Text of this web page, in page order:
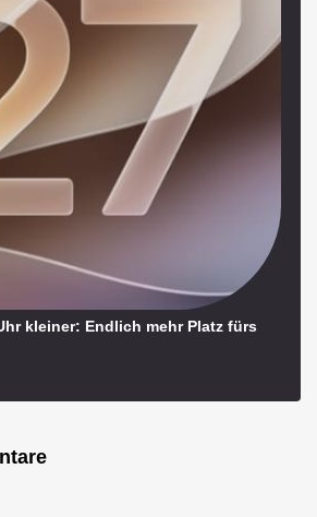
kleiner: Endlich mehr Platz fürs